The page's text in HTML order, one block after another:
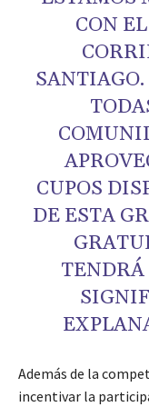
CON
CUPOS
DE ESTA
Además de la
incentivar la